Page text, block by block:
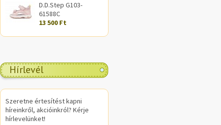
D.D.Step G103-
61588C
13 500 Ft
Hírlevél
Szeretne értesítést kapni
híreinkről, akcióinkról? Kérje
hírlevelünket!